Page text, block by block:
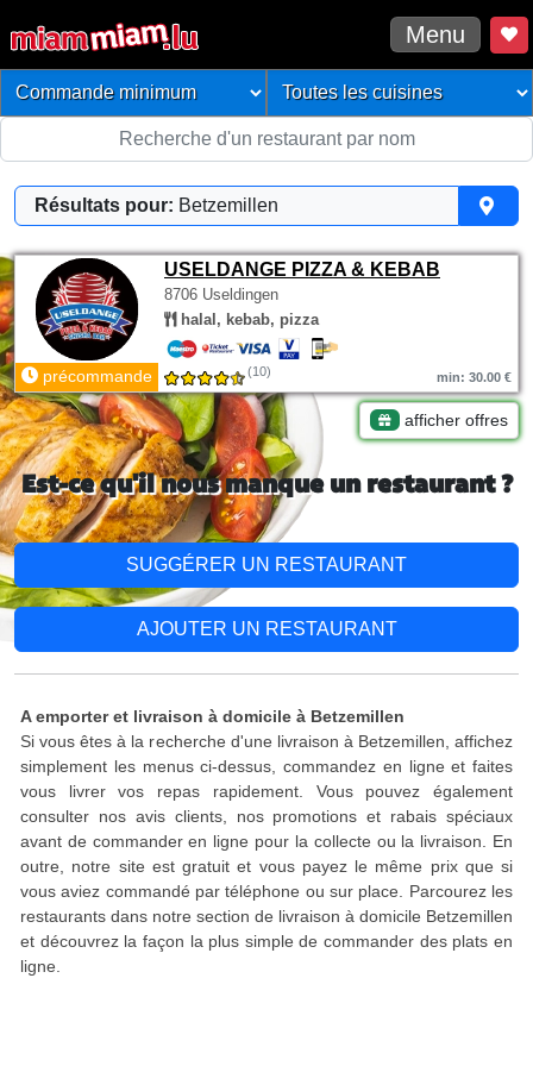
Menu
Résultats pour: Betzemillen
USELDANGE PIZZA & KEBAB
8706 Useldingen
halal, kebab, pizza
précommande (10) min: 30.00 €
afficher offres
Est-ce qu'il nous manque un restaurant ?
SUGGÉRER UN RESTAURANT
AJOUTER UN RESTAURANT
A emporter et livraison à domicile à Betzemillen
Si vous êtes à la recherche d'une livraison à Betzemillen, affichez
simplement les menus ci-dessus, commandez en ligne et faites
vous livrer vos repas rapidement. Vous pouvez également
consulter nos avis clients, nos promotions et rabais spéciaux
avant de commander en ligne pour la collecte ou la livraison. En
outre, notre site est gratuit et vous payez le même prix que si
vous aviez commandé par téléphone ou sur place. Parcourez les
restaurants dans notre section de livraison à domicile Betzemillen
et découvrez la façon la plus simple de commander des plats en
ligne.